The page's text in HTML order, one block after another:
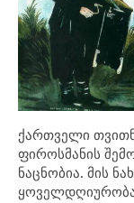
ქართველი
ფიროსმანის
ნაცნობია. მის